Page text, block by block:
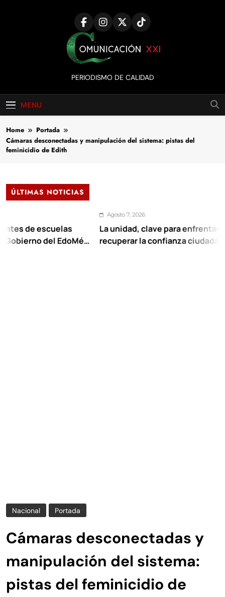
Comunicación
XXI
PERIODISMO DE CALIDAD
MENU
Home
Portada
Cámaras desconectadas y manipulación del sistema: pistas del
feminicidio de Edith
ÚLTIMAS NOTICIAS
escuelas
del EdoMéx
Agosto 7, 2026
La unidad, clave para enfrentar los retos
recuperar la confianza ciudadana:
Nacional Portada
Cámaras desconectadas y
manipulación del sistema:
pistas del feminicidio de